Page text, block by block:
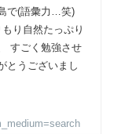
で(語彙力…笑)
り自然たっぷり
すごく勉強させ
とうございまし